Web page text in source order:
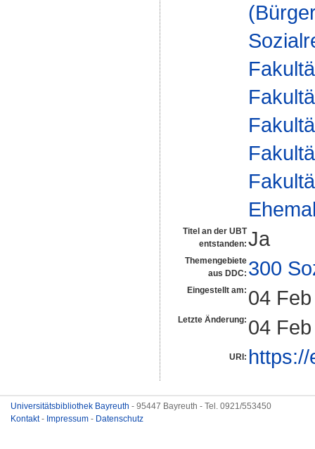
Titel an der UBT
entstanden: Ja
Themengebiete
aus DDC: 300
Eingestellt am: 04
Letzte Änderung: 04
URI:
Universitätsbibliothek Bayreuth - 95447 Bayreuth - Tel. 0921/553450
Kontakt- Impressum - Datenschutz